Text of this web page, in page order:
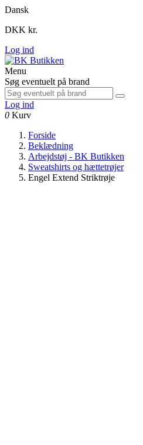
Dansk
DKK kr.
Log ind
Menu
Søg eventuelt på brand
Log ind
0 Kurv
Forside
Beklædning
Arbejdstøj - BK Butikken
Sweatshirts og hættetrøjer
Engel Extend Striktrøje